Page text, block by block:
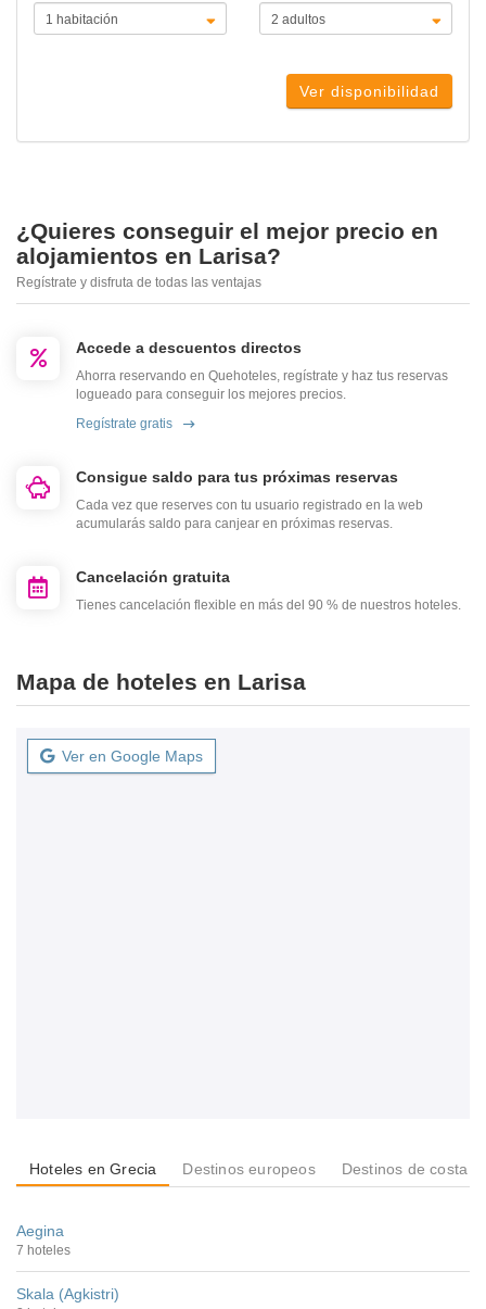
Ver disponibilidad
¿Quieres conseguir el mejor precio en
alojamientos en Larisa?
Regístrate y disfruta de todas las ventajas
Accede a descuentos directos
Ahorra reservando en Quehoteles, regístrate y haz tus reservas
logueado para conseguir los mejores precios.
Regístrate gratis
Consigue saldo para tus próximas reservas
Cada vez que reserves con tu usuario registrado en la web
acumularás saldo para canjear en próximas reservas.
Cancelación gratuita
Tienes cancelación flexible en más del 90 % de nuestros hoteles.
Mapa de hoteles en Larisa
Ver en Google Maps
Hoteles en Grecia Destinos europeos Destinos de costa
Aegina
7 hoteles
Skala (Agkistri)